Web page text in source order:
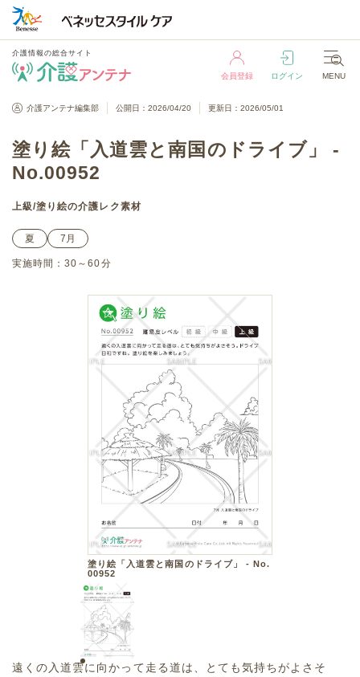
介護情報の総合サイト
会員登録 ログイン MENU
介護情報の総合サイト
介護アンテナ編集部 公開日：2026/04/20 更新日：2026/05/01
塗り絵「入道雲と南国のドライブ」 -
No.00952
上級/塗り絵の介護レク素材
夏 7月
実施時間：30～60分
塗り絵「入道雲と南国のドライブ」 - No.
00952
遠くの入道雲に向かって走る道は、とても気持ちがよさそ